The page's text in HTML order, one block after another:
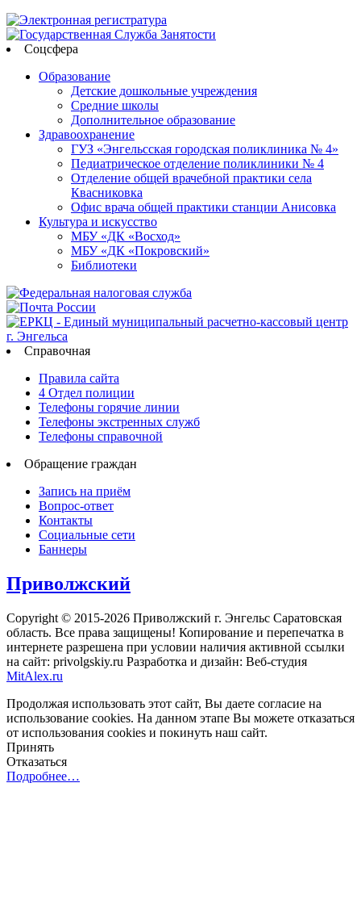
Соцсфера
Образование
Детские дошкольные учреждения
Средние школы
Дополнительное образование
Здравоохранение
ГУЗ «Энгельсская городская поликлиника № 4»
Педиатрическое отделение поликлиники № 4
Отделение общей врачебной практики села
Квасниковка
Офис врача общей практики станции Анисовка
Культура и искусство
МБУ «ДК «Восход»
МБУ «ДК «Покровский»
Библиотеки
Справочная
Правила сайта
4 Отдел полиции
Телефоны горячие линии
Телефоны экстренных служб
Телефоны справочной
Обращение граждан
Запись на приём
Вопрос-ответ
Контакты
Социальные сети
Баннеры
Приволжский
Copyright © 2015-2026 Приволжский г. Энгельс Саратовская
область. Все права защищены! Копирование и перепечатка в
интернете разрешена при условии наличия активной ссылки
на сайт: privolgskiy.ru Разработка и дизайн: Веб-студия
MitAlex.ru
Продолжая использовать этот сайт, Вы даете согласие на
использование cookies. На данном этапе Вы можете отказаться
от использования cookies и покинуть наш сайт.
Принять
Отказаться
Подробнее…